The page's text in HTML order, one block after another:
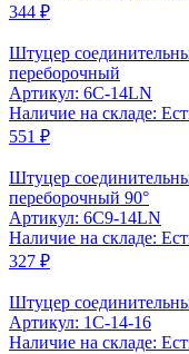
344 ₽
Штуцер
переборочный
Артикул: 6C-14LN
Наличие на складе:
551 ₽
Штуцер
переборочный 90°
Артикул: 6C9-14LN
Наличие на складе:
327 ₽
Штуцер
Артикул: 1C-14-16
Наличие на складе: